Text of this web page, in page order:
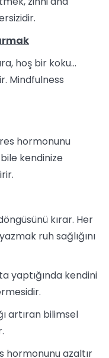
hoş bir koku…
Mindfulness
hormonunu
kendinize
kırar. Her
ruh sağlığını
yaptığında kendini
artıran bilimsel
hormonunu azaltır